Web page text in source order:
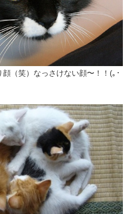
（笑）なっさけない顔〜！！(｡･